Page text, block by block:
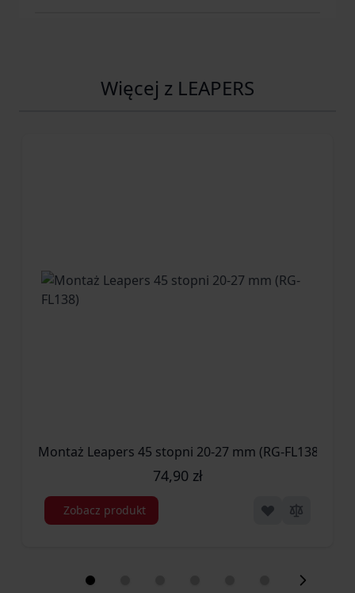
Więcej z LEAPERS
Montaż Leapers 45 stopni 20-27 mm (RG-FL138)
74,90 zł
Zobacz produkt